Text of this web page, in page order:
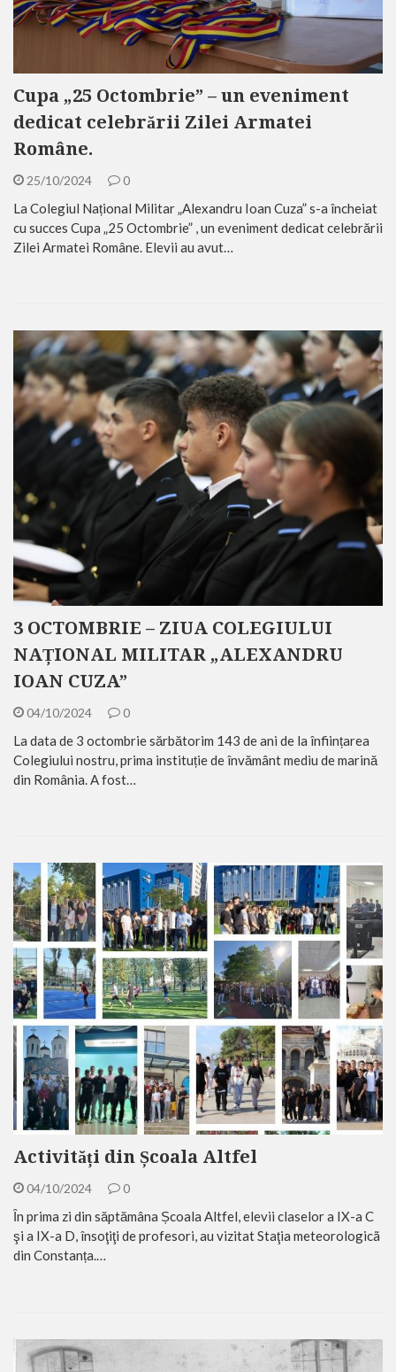
Cupa „25 Octombrie” – un eveniment
dedicat celebrării Zilei Armatei
Române.
25/10/2024 0
La Colegiul Național Militar „Alexandru Ioan Cuza” s-a încheiat
cu succes Cupa „25 Octombrie” , un eveniment dedicat celebrării
Zilei Armatei Române. Elevii au avut…
3 OCTOMBRIE – ZIUA COLEGIULUI
NAȚIONAL MILITAR „ALEXANDRU
IOAN CUZA”
04/10/2024 0
La data de 3 octombrie sărbătorim 143 de ani de la înființarea
Colegiului nostru, prima instituție de învământ mediu de marină
din România. A fost…
Activități din Școala Altfel
04/10/2024 0
Ȋn prima zi din săptămâna Școala Altfel, elevii claselor a IX-a C
şi a IX-a D, însoţiţi de profesori, au vizitat Staţia meteorologicã
din Constanța.…